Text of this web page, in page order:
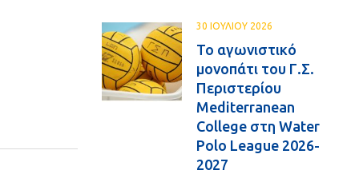
30 ΙΟΥΛΙΟΥ 2026
Το αγωνιστικό
μονοπάτι του Γ.Σ.
Περιστερίου
Mediterranean
College στη Water
Polo League 2026-
2027